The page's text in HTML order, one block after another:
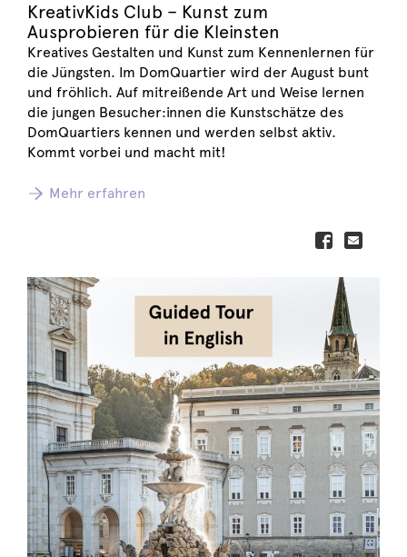
KreativKids Club – Kunst zum
Ausprobieren für die Kleinsten
Kreatives Gestalten und Kunst zum Kennenlernen für
die Jüngsten. Im DomQuartier wird der August bunt
und fröhlich. Auf mitreißende Art und Weise lernen
die jungen Besucher:innen die Kunstschätze des
DomQuartiers kennen und werden selbst aktiv.
Kommt vorbei und macht mit!
Mehr erfahren